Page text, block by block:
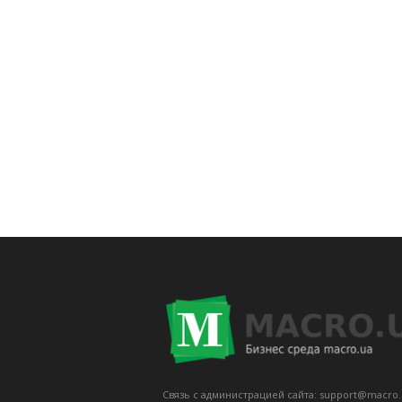
Связь с администрацией сайта: